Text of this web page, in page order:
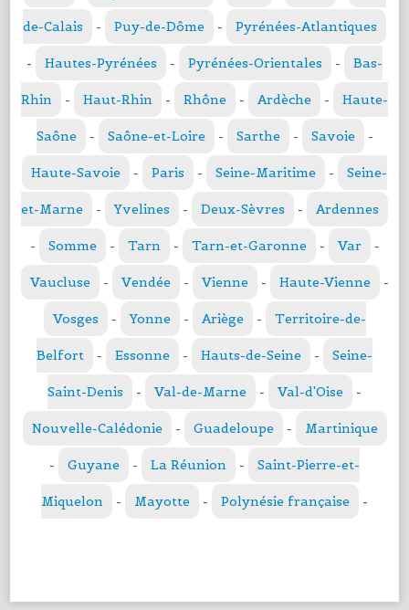
de-Calais - Puy-de-Dôme - Pyrénées-Atlantiques
- Hautes-Pyrénées - Pyrénées-Orientales - Bas-
Rhin - Haut-Rhin - Rhône - Ardèche - Haute-
Saône - Saône-et-Loire - Sarthe - Savoie -
Haute-Savoie - Paris - Seine-Maritime - Seine-
et-Marne - Yvelines - Deux-Sèvres - Ardennes
- Somme - Tarn - Tarn-et-Garonne - Var -
Vaucluse - Vendée - Vienne - Haute-Vienne -
Vosges - Yonne - Ariège - Territoire-de-
Belfort - Essonne - Hauts-de-Seine - Seine-
Saint-Denis - Val-de-Marne - Val-d'Oise -
Nouvelle-Calédonie - Guadeloupe - Martinique
- Guyane - La Réunion - Saint-Pierre-et-
Miquelon - Mayotte - Polynésie française -